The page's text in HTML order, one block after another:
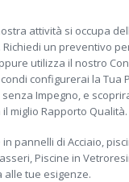
attività si occupa
un preventivo
utilizza il nostro
configurerai la Tua
Impegno, e
miglio Rapporto Qualità.
pannelli di Acciaio,
Piscine in
alle tue esigenze.